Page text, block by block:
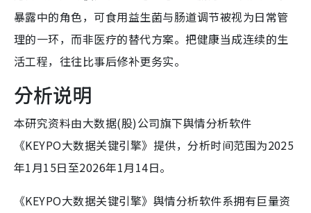
暴露中的角色，可食用益生菌与肠道调节被视为日常管
理的一环，而非医疗的替代方案。把健康当成连续的生
活工程，往往比事后修补更务实。
分析说明
本研究资料由大数据(股)公司旗下舆情分析软件
《KEYPO大数据关键引擎》提供，分析时间范围为2025
年1月15日至2026年1月14日。
《KEYPO大数据关键引擎》舆情分析软件系拥有巨量资